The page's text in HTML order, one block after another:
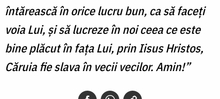
întărească în orice lucru bun, ca să faceţi
voia Lui, şi să lucreze în noi ceea ce este
bine plăcut în faţa Lui, prin Iisus Hristos,
Căruia fie slava în vecii vecilor. Amin!”